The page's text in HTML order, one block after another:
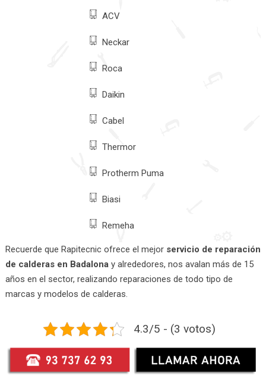
ACV
Neckar
Roca
Daikin
Cabel
Thermor
Protherm Puma
Biasi
Remeha
Recuerde que Rapitecnic ofrece el mejor servicio de reparación
de calderas en Badalonay alrededores, nos avalan más de 15
años en el sector, realizando reparaciones de todo tipo de
marcas y modelos de calderas.
4.3/5 - (3 votos)